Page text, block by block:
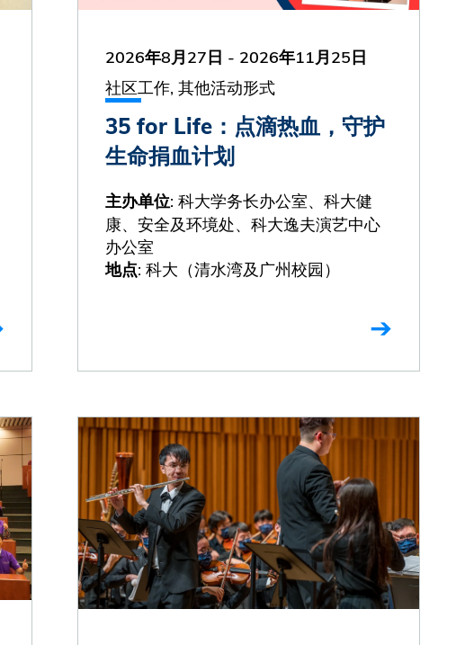
2026年8月27日 - 2026年11月25日
社区工作, 其他活动形式
35 for Life：点滴热血，守护
生命捐血计划
主办单位: 科大学务长办公室、科大健
康、安全及环境处、科大逸夫演艺中心
办公室
地点: 科大（清水湾及广州校园）